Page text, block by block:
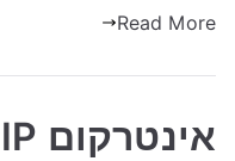
Read More